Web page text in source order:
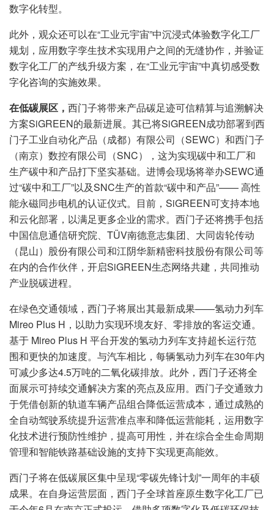
数字化转型。
此外，观众还可以在“工业元宇宙”中沉浸式体验数字化工厂
规划，应用数字孪生技术实现用户之间的无缝协作，并验证
数字化工厂的产线升级方案，在“工业元宇宙”中真切感受数
字化咨询的实施效果。
在低碳展区， 西门子将带来产品碳足迹可信精算与追溯解决
方案SiGREEN的最新进展。其已将SiGREEN成功部署到西
门子工业自动化产品（成都）有限公司（SEWC）和西门子
（南京）数控有限公司（SNC），这为实现碳中和工厂和
生产碳中和产品打下坚实基础。进博会现场将举办SEWC通
过“碳中和工厂”以及SNC生产的首款“碳中和产品”—— 高性
能永磁同步电机的认证仪式。目前，SiGREEN可支持本地
和云化部署，以满足更多企业的需求。西门子还将携手包括
中国信息通信研究院、TÜV南德意志集团、大同齿轮传动
（昆山）股份有限公司和江阴华新精密科技股份有限公司等
在内的合作伙伴，开启SiGREEN生态网络共建，共同推动
产业脱碳进程。
在绿色交通领域，西门子将展出其最新成果——氢动力列车
Mireo Plus H，以助力实现环境友好、零排放的客运交通。
基于 Mireo Plus H 平台开发的氢动力列车支持超长运行范
围和更快的加速度。与汽车相比，每辆氢动力列车在30年内
可减少多达4.5万吨的二氧化碳排放。此外，西门子还将全
面展示可持续交通解决方案的亮点及应用。西门子交通致力
于凭借创新的轨道车辆产品组合降低运营成本，通过成熟的
全自动驾驶系统提升运营准点率和降低运营能耗，运用数字
化技术进行预防性维护，提高可用性，并在综合全生命周期
管理和智能铁路基础设施的支持下实现更高能效。
西门子将在低碳展区集中呈现“零碳先锋计划”一周年的丰硕
成果。在自身运营层面，西门子全球首座原生数字化工厂已